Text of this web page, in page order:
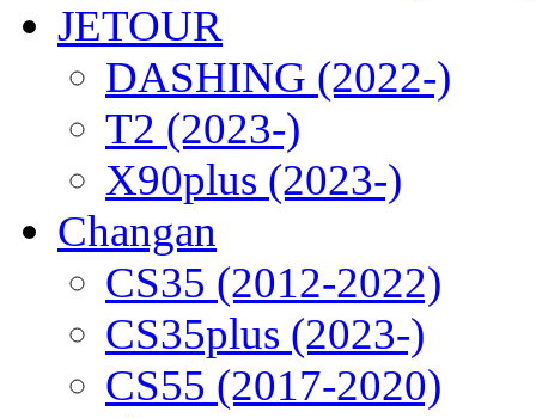
JETOUR
DASHING (2022-)
T2 (2023-)
X90plus (2023-)
Changan
CS35 (2012-2022)
CS35plus (2023-)
CS55 (2017-2020)